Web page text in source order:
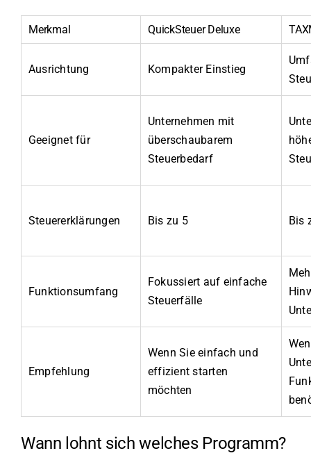
Merkmal QuickSteuer Deluxe
Ausrichtung Kompakter Einstieg
Geeignet für
Unternehmen mit
überschaubarem
Steuerbedarf
Steuererklärungen Bis zu 5 Bis
Funktionsumfang
Fokussiert auf einfache
Steuerfälle
Empfehlung
Wenn Sie einfach und
effizient starten
möchten
Wann lohnt sich welches Programm?